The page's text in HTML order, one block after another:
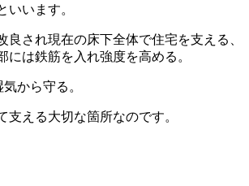
いいます。
良され現在の床下全体で住宅を支える、
には鉄筋を入れ強度を高める。
から守る。
支える大切な箇所なのです。